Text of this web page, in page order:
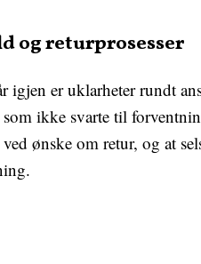
og returprosesser
igjen er uklarheter rundt
ikke svarte til
ønske om retur, og at